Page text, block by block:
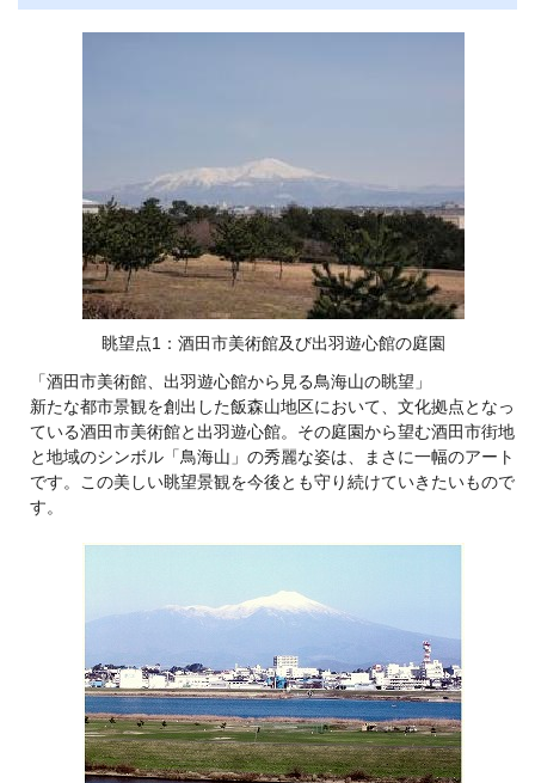
眺望点1：酒田市美術館及び出羽遊心館の庭園
「酒田市美術館、出羽遊心館から見る鳥海山の眺望」
新たな都市景観を創出した飯森山地区において、文化拠点となっ
ている酒田市美術館と出羽遊心館。その庭園から望む酒田市街地
と地域のシンボル「鳥海山」の秀麗な姿は、まさに一幅のアート
です。この美しい眺望景観を今後とも守り続けていきたいもので
す。